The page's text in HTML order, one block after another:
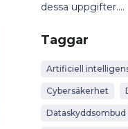
dessa uppgifter....
Taggar
Artificiell
Cybersäkerhet
Dataskyddsombud